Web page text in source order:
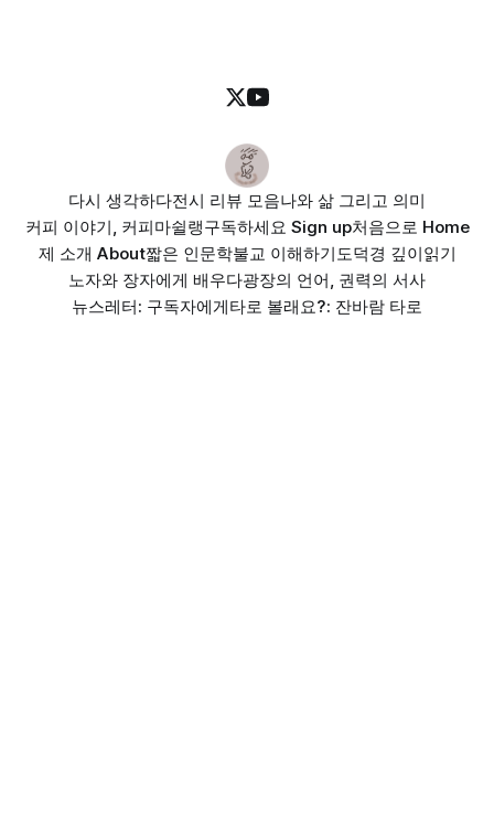
다시 생각하다전시 리뷰 모음나와 삶 그리고 의미
커피 이야기, 커피마쉴랭구독하세요 Sign up처음으로 Home
제 소개 About짧은 인문학불교 이해하기도덕경 깊이읽기
노자와 장자에게 배우다광장의 언어, 권력의 서사
뉴스레터: 구독자에게타로 볼래요?: 잔바람 타로